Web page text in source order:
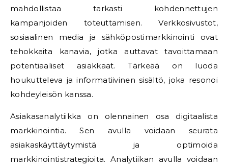
mahdollistaa tarkasti kohdennettujen
kampanjoiden toteuttamisen. Verkkosivustot,
sosiaalinen media ja sähköpostimarkkinointi ovat
tehokkaita kanavia, jotka auttavat tavoittamaan
potentiaaliset asiakkaat. Tärkeää on luoda
houkutteleva ja informatiivinen sisältö, joka resonoi
kohdeyleisön kanssa.
Asiakasanalytiikka on olennainen osa digitaalista
markkinointia. Sen avulla voidaan seurata
asiakaskäyttäytymistä ja optimoida
markkinointistrategioita. Analytiikan avulla voidaan